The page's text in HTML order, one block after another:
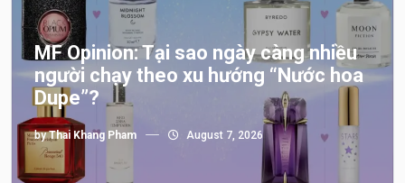
MF Opinion: Tại sao ngày càng nhiều
người chạy theo xu hướng “Nước hoa
Dupe”?
byThai Khang Pham August 7, 2026